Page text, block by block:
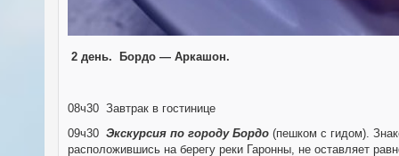
2 день. Бордо — Аркашон.
08ч30 Завтрак в гостинице
09ч30 Экскурсия по городу Бордо (пешком с гидом).
расположившись на берегу реки Гаронны, не оставляет